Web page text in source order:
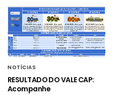
NOTÍCIAS
RESULTADO DO VALE CAP:
Acompanhe